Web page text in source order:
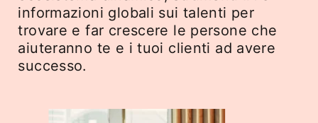
informazioni globali sui talenti per
trovare e far crescere le persone che
aiuteranno te e i tuoi clienti ad avere
successo.